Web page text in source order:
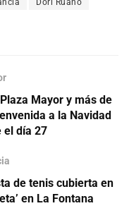
Mayor y más de
a la Navidad
el día 27
de tenis cubierta en
en La Fontana